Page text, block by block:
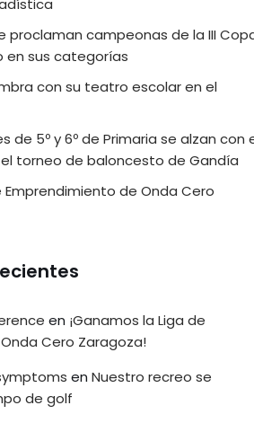
proclaman campeonas de la III
en sus categorías
con su teatro escolar en el
de 5º y 6º de Primaria se alzan con
torneo de baloncesto de Gandía
Emprendimiento de Onda Cero
en ¡Ganamos la Liga de
Cero Zaragoza!
en Nuestro recreo se
de golf